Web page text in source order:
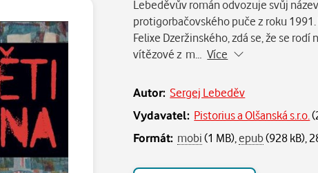
Lebeděvův román odvozuje svůj
protigorbačovského puče z roku 1991.
Felixe Dzeržinského, zdá se, že se
vítězové z m…Více
Autor: Sergej Lebeděv
Vydavatel: Pistorius a Olšanská s.r.o. (
Formát: mobi(1 MB),epub(928 kB),